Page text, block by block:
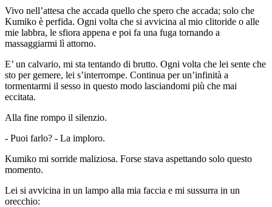
Vivo nell’attesa che accada quello che spero che accada; solo che
Kumiko è perfida. Ogni volta che si avvicina al mio clitoride o alle
mie labbra, le sfiora appena e poi fa una fuga tornando a
massaggiarmi lì attorno.
E’ un calvario, mi sta tentando di brutto. Ogni volta che lei sente che
sto per gemere, lei s’interrompe. Continua per un’infinità a
tormentarmi il sesso in questo modo lasciandomi più che mai
eccitata.
Alla fine rompo il silenzio.
- Puoi farlo? - La imploro.
Kumiko mi sorride maliziosa. Forse stava aspettando solo questo
momento.
Lei si avvicina in un lampo alla mia faccia e mi sussurra in un
orecchio: